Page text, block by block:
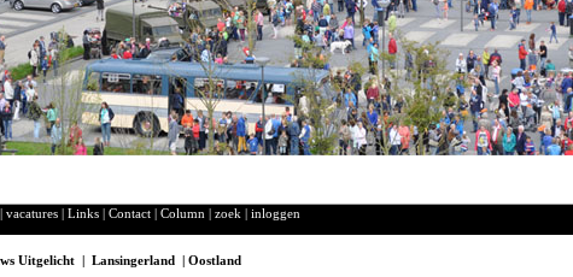
vacatures Links Contact Column zoek inloggen
Uitgelicht | Lansingerland | Oostland